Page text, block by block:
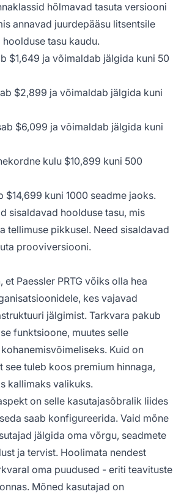
hõlmavad tasuta versiooni
annavad juurdepääsu litsentsile
tasu kaudu.
$1,649 ja võimaldab jälgida kuni 50
$2,899 ja võimaldab jälgida kuni
$6,099 ja võimaldab jälgida kuni
kulu $10,899 kuni 500
$14,699 kuni 1000 seadme jaoks.
sisaldavad hoolduse tasu, mis
tellimuse pikkusel. Need sisaldavad
prooviversiooni.
et Paessler PRTG võiks olla hea
kes vajavad
jälgimist. Tarkvara pakub
funktsioone, muutes selle
Kuid on
see tuleb koos premium hinnaga,
kallimaks valikuks.
on selle kasutajasõbralik liides
saab konfigureerida. Vaid mõne
jälgida oma võrgu, seadmete
ja tervist. Hoolimata nendest
oma puudused - eriti teavituste
Mõned kasutajad on